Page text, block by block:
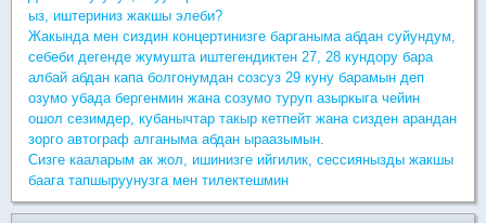
ыз, иштериниз жакшы элеби?
Жакында мен сиздин концертинизге барганыма абдан суйундум,
себеби дегенде жумушта иштегендиктен 27, 28 кундору бара
албай абдан капа болгонумдан созсуз 29 куну барамын деп
озумо убада бергенмин жана созумо туруп азыркыга чейин
ошол сезимдер, кубанычтар такыр кетпейт жана сизден арандан
зорго автограф алганыма абдан ыраазымын.
Сизге кааларым ак жол, ишинизге ийгилик, сессиянызды жакшы
баага тапшыруунузга мен тилектешмин